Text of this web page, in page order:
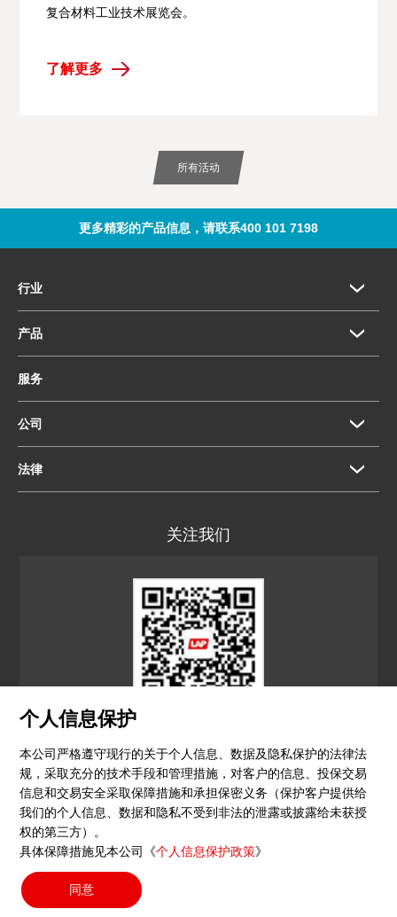
个人信息保护
本公司严格遵守现行的关于个人信息、数据及隐私保护的法律法
规，采取充分的技术手段和管理措施，对客户的信息、投保交易
信息和交易安全采取保障措施和承担保密义务（保护客户提供给
我们的个人信息、数据和隐私不受到非法的泄露或披露给未获授
权的第三方）。
具体保障措施见本公司《个人信息保护政策》
同意
复合材料工业技术展览会。
了解更多
所有活动
更多精彩的产品信息，请联系400 101 7198
行业
产品
服务
公司
法律
关注我们
© 2026 镭尔谱激光应用技术（上海）有限公司
隐私政策 印记沪ICP备15051604号-4 （沪）-非经营
性-2023-0290
Search